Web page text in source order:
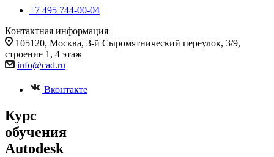
+7 495 744-00-04
Контактная информация
105120, Москва, 3-й Сыромятнический переулок, 3/9,
строение 1, 4 этаж
info@cad.ru
Вконтакте
Курс
обучения
Autodesk